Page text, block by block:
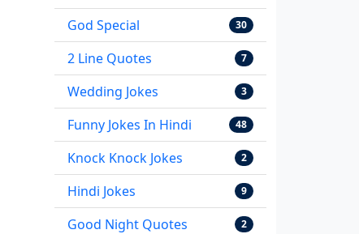
God Special 30
2 Line Quotes 7
Wedding Jokes 3
Funny Jokes In Hindi 48
Knock Knock Jokes 2
Hindi Jokes 9
Good Night Quotes 2